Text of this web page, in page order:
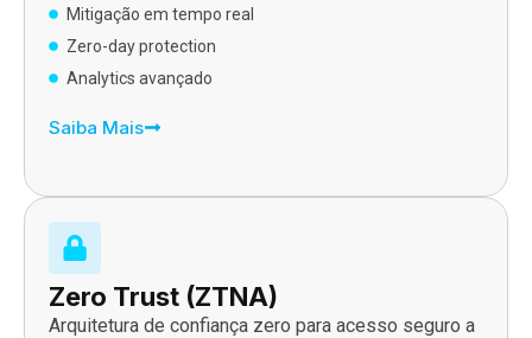
Mitigação em tempo real
Zero-day protection
Analytics avançado
Saiba Mais
Zero Trust (ZTNA)
Arquitetura de confiança zero para acesso seguro a